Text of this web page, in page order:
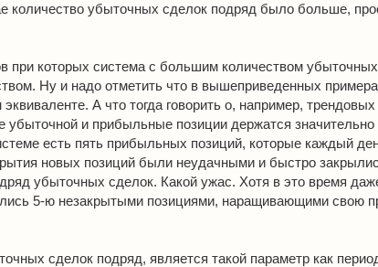
количество убыточных сделок подряд было больше,
которых система с большим количеством
Ну и надо отметить что в вышеприведенных
А что тогда говорить о, например, трендовых
убыточной и прибыльные позиции держатся
есть пять прибыльных позиций, которые каждый
новых позиций были неудачными и быстро
убыточных сделок. Какой ужас. Хотя в это время
5-ю незакрытыми позициями, наращивающими свою
сделок подряд, является такой параметр как